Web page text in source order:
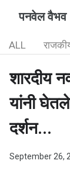
पनवेल वैभव
ALL
शारदीय
यांनी घेतले
दर्शन...
September 26,